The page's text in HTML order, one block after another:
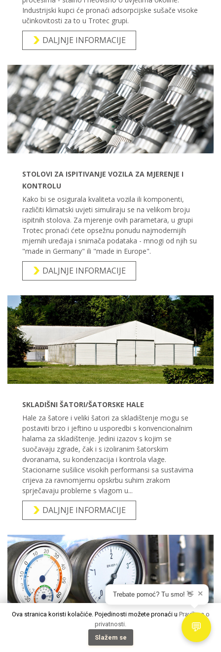
Ova stranica koristi kolačiće. Pojedinosti možete pronaći u Pravilima o
privatnosti.
Slažem se
Trebate pomoć? Tu smo! 👋 ✕
💬